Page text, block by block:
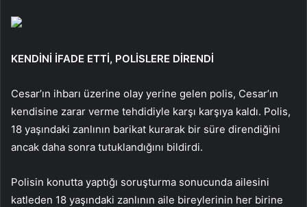
KENDİNİ İFADE ETTİ, POLİSLERE DİRENDİ
Cesar’ın ihbarı üzerine olay yerine gelen polis, Cesar’ın
kendisine zarar verme tehdidiyle karşı karşıya kaldı. Polis,
18 yaşındaki zanlının barikat kurarak bir süre direndiğini
ancak daha sonra tutuklandığını bildirdi.
Polisin konutta yaptığı soruşturma sonucunda ailesini
katleden 18 yaşındaki zanlının aile bireylerinin her birine